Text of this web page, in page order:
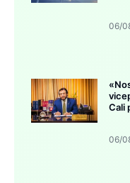
06/
Cali
06/